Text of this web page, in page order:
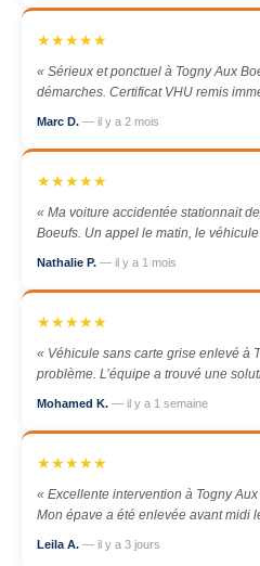
★★★★★
« Sérieux et ponctuel à Togny Aux
démarches. Certificat VHU remis
Marc D. — il y a 2 mois
★★★★★
« Ma voiture accidentée stationnait
Boeufs. Un appel le matin, le
Nathalie P. — il y a 1 mois
★★★★★
« Véhicule sans carte grise enlevé à
problème. L’équipe a trouvé une
Mohamed K. — il y a 1 semaine
★★★★★
« Excellente intervention à Togny
Mon épave a été enlevée avant midi
Leila A. — il y a 3 jours